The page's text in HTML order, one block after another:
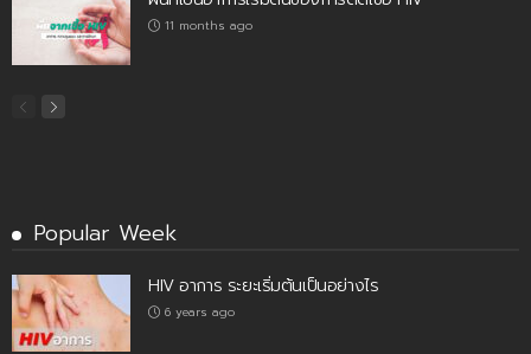
11 months ago
Popular Week
HIV อาการ ระยะเริ่มต้นเป็นอย่างไร
6 years ago